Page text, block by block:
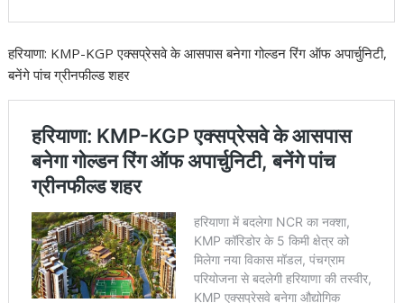
हरियाणा: KMP-KGP एक्सप्रेसवे के आसपास बनेगा गोल्डन रिंग ऑफ अपार्चुनिटी,
बनेंगे पांच ग्रीनफील्ड शहर